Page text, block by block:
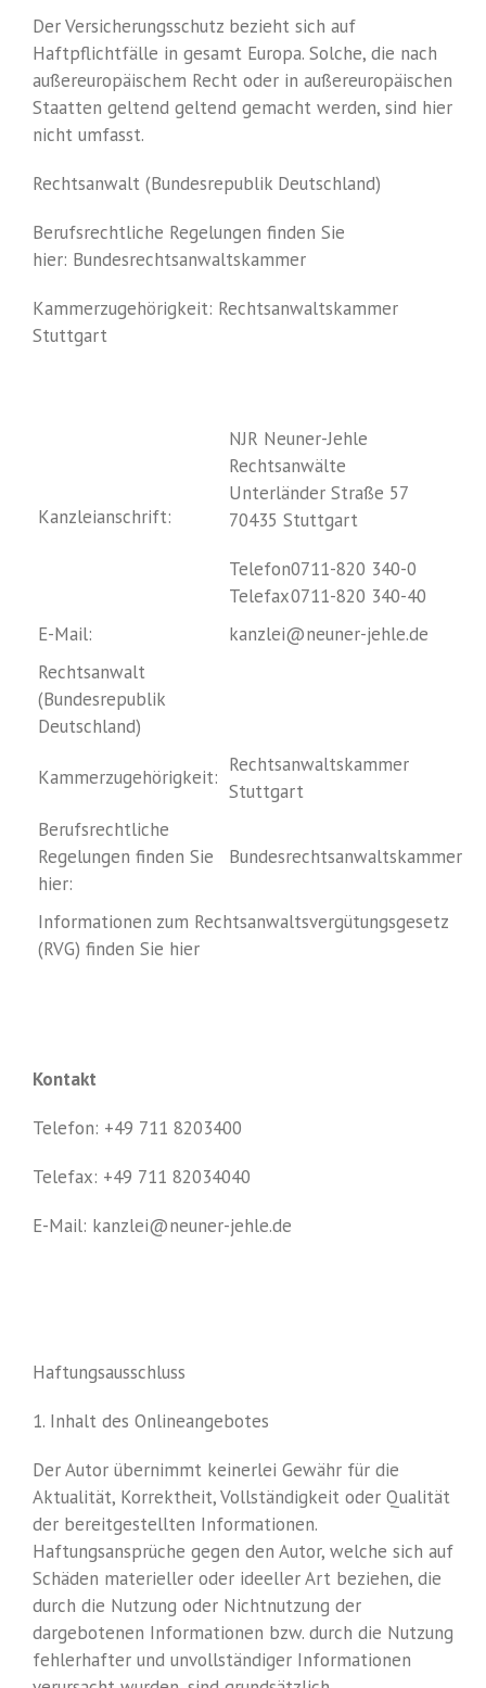
Der Versicherungsschutz bezieht sich auf
Haftpflichtfälle in gesamt Europa. Solche, die nach
außereuropäischem Recht oder in außereuropäischen
Staatten geltend geltend gemacht werden, sind hier
nicht umfasst.
Rechtsanwalt (Bundesrepublik Deutschland)
Berufsrechtliche Regelungen finden Sie
hier: Bundesrechtsanwaltskammer
Kammerzugehörigkeit: Rechtsanwaltskammer
Stuttgart
Kanzleianschrift:
NJR Neuner-Jehle
Rechtsanwälte
Unterländer Straße 57
70435 Stuttgart
Telefon0711-820 340-0
Telefax0711-820 340-40
E-Mail:
kanzlei@neuner-jehle.de
Rechtsanwalt
(Bundesrepublik
Deutschland)
Kammerzugehörigkeit:
Rechtsanwaltskammer
Stuttgart
Berufsrechtliche
Regelungen finden Sie
hier:
Bundesrechtsanwaltskammer
Informationen zum Rechtsanwaltsvergütungsgesetz
(RVG) finden Sie hier
Kontakt
Telefon: +49 711 8203400
Telefax: +49 711 82034040
E-Mail: kanzlei@neuner-jehle.de
Haftungsausschluss
1. Inhalt des Onlineangebotes
Der Autor übernimmt keinerlei Gewähr für die
Aktualität, Korrektheit, Vollständigkeit oder Qualität
der bereitgestellten Informationen.
Haftungsansprüche gegen den Autor, welche sich auf
Schäden materieller oder ideeller Art beziehen, die
durch die Nutzung oder Nichtnutzung der
dargebotenen Informationen bzw. durch die Nutzung
fehlerhafter und unvollständiger Informationen